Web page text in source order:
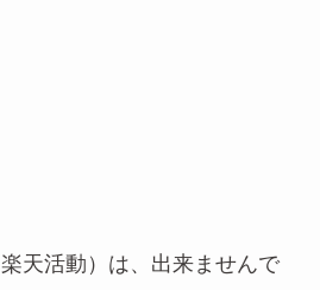
天活動）は、出来ませんで